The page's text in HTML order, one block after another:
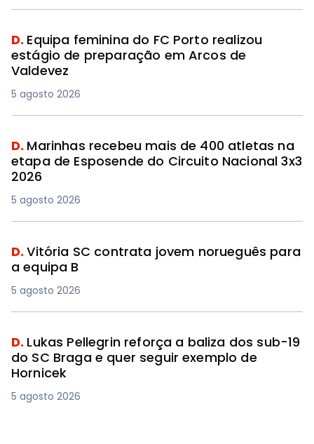
D. Equipa feminina do FC Porto realizou
estágio de preparação em Arcos de
Valdevez
5 agosto 2026
D. Marinhas recebeu mais de 400 atletas na
etapa de Esposende do Circuito Nacional 3x3
2026
5 agosto 2026
D.Vitória SC contrata jovem norueguês para
a equipa B
5 agosto 2026
D. Lukas Pellegrin reforça a baliza dos sub-19
do SC Braga e quer seguir exemplo de
Hornicek
5 agosto 2026